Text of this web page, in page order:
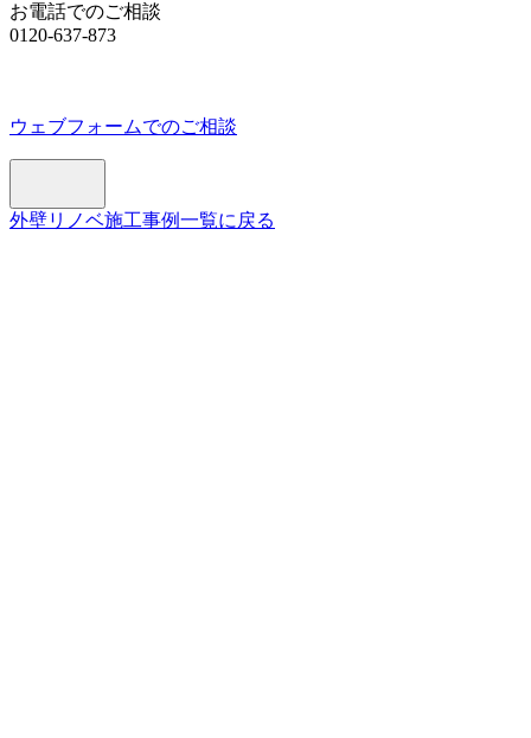
お電話でのご相談
0120-637-873
ウェブフォームでのご相談
外壁リノベ施工事例一覧に戻る